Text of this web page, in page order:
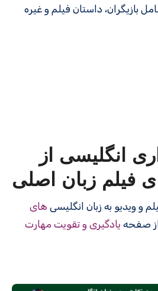
بازیگران، داستان فیلم و غیره
انگلیسی از
فیلم زبان اصلی
های
یادگیری و تقویت مهارت